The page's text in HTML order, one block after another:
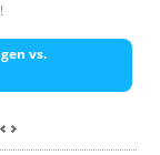
vs.